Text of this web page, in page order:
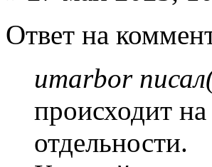
Ответ на
umarbor
происходит
отдельности.